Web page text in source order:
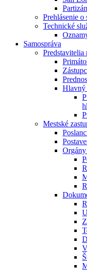
Prehlásenie
Technické
Samospráva
Predstavitelia
Hlavný
Mestské